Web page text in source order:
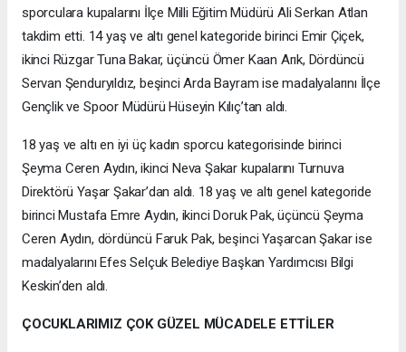
sporculara kupalarını İlçe Milli Eğitim Müdürü Ali Serkan Atlan
takdim etti. 14 yaş ve altı genel kategoride birinci Emir Çiçek,
ikinci Rüzgar Tuna Bakar, üçüncü Ömer Kaan Arık, Dördüncü
Servan Şenduryıldız, beşinci Arda Bayram ise madalyalarını İlçe
Gençlik ve Spoor Müdürü Hüseyin Kılıç’tan aldı.
18 yaş ve altı en iyi üç kadın sporcu kategorisinde birinci
Şeyma Ceren Aydın, ikinci Neva Şakar kupalarını Turnuva
Direktörü Yaşar Şakar’dan aldı. 18 yaş ve altı genel kategoride
birinci Mustafa Emre Aydın, ikinci Doruk Pak, üçüncü Şeyma
Ceren Aydın, dördüncü Faruk Pak, beşinci Yaşarcan Şakar ise
madalyalarını Efes Selçuk Belediye Başkan Yardımcısı Bilgi
Keskin’den aldı.
ÇOCUKLARIMIZ ÇOK GÜZEL MÜCADELE ETTİLER